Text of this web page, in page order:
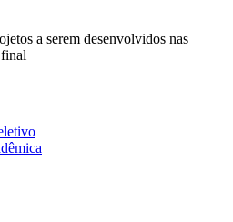
a serem desenvolvidos nas